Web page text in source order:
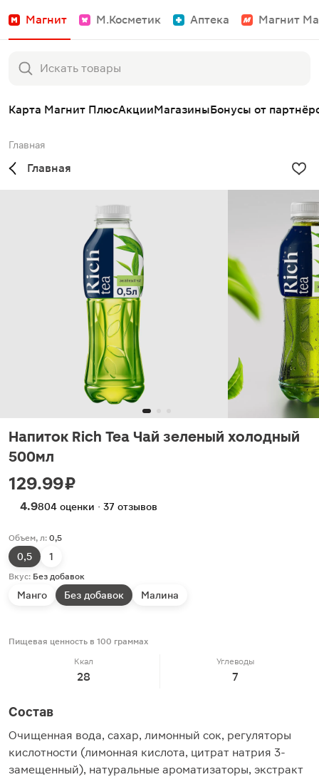
Магнит М.Косметик Аптека Магнит
Карта Магнит ПлюсАкцииМагазиныБонусы от
Главная
Главная
Напиток Rich Tea Чай зеленый холодный
500мл
129.99 ₽
4.9804 оценки · 37 отзывов
Объем, л: 0,5
0,5 1
Вкус: Без добавок
Манго Без добавок Малина
Пищевая ценность в 100 граммах
Ккал
28
Углеводы
7
Состав
Очищенная вода, сахар, лимонный сок, регуляторы
кислотности (лимонная кислота, цитрат натрия 3-
замещенный), натуральные ароматизаторы, экстракт